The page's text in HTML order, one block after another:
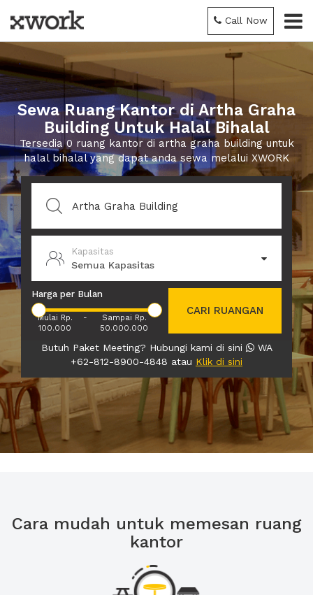
Call Now
Sewa Ruang Kantor di Artha Graha
Building Untuk Halal Bihalal
Tersedia 0 ruang kantor di artha graha building untuk
halal bihalal yang dapat anda sewa melalui XWORK
Kapasitas
Semua Kapasitas
Harga per Bulan
Mulai Rp.
100.000
-
Sampai Rp.
50.000.000
CARI RUANGAN
Butuh Paket Meeting? Hubungi kami di sini
WA
+62-812-8900-4848 atau Klik di sini
Cara mudah untuk memesan ruang
kantor